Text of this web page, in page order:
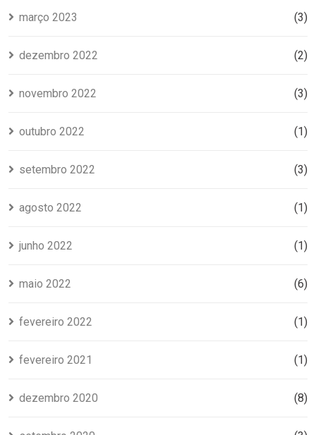
março 2023 (3)
dezembro 2022 (2)
novembro 2022 (3)
outubro 2022 (1)
setembro 2022 (3)
agosto 2022 (1)
junho 2022 (1)
maio 2022 (6)
fevereiro 2022 (1)
fevereiro 2021 (1)
dezembro 2020 (8)